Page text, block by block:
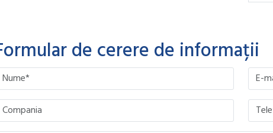
de cerere de informații
leave this field empty.
leave this field empty.
leave this field empty.
leave this field empty.